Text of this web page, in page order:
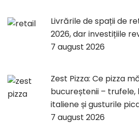
Livrările de spații de
2026, dar investițiile
7 august 2026
Zest Pizza: Ce pizza
bucureștenii –
italiene și gusturile
7 august 2026